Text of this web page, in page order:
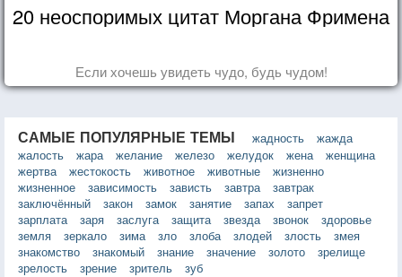
20 неоспоримых цитат Моргана Фримена
Если хочешь увидеть чудо, будь чудом!
САМЫЕ ПОПУЛЯРНЫЕ ТЕМЫ жадность
жажда
жалость
жара желание железо желудок жена
женщина
жертва
жестокость животное животные
жизненно
жизненное
зависимость зависть завтра
завтрак
заключённый
закон замок занятие запах
запрет
зарплата
заря заслуга защита звезда звонок
здоровье
земля
зеркало зима зло злоба злодей злость
змея
знакомство
знакомый знание значение золото
зрелище
зрелость
зрение зритель зуб